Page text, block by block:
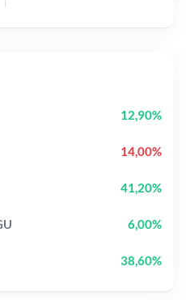
12,90%
14,00%
41,20%
6,00%
38,60%